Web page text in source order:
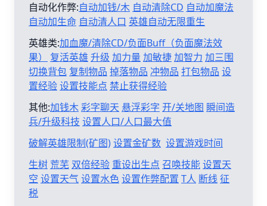
自动化作弊:自动加钱/木 自动清除CD 自动加魔法
自动加生命 自动清人口 英雄自动无限重生
英雄类:加血魔/清除CD/负面Buff（负面魔法效
果）
复活英雄 升级 加力量 加敏捷加智力 加三围
切换背包 复制物品 掉落物品 冲物品 打包物品 设
置经验设置技能点 禁止获得经验
其他:加钱木彩字聊天 悬浮彩字 开/关地图 瞬间造
兵/升级科技 设置人口/人口最大值
破解英雄限制(矿图)设置金矿数 设置游戏时间
生树 荒芜 双倍经验 重设出生点 召唤技能设置天
空 设置天气设置水色设置作弊配置 T人 断线征
税